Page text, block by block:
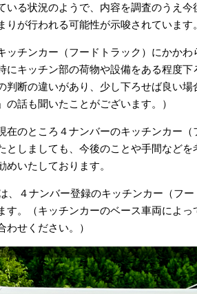
いる状況のようで、内容を調査のうえ
りが行われる可能性が示唆されています。
ッチンカー（フードトラック）にかか
にキッチン部の荷物や設備をある程度下
判断の違いがあり、少し下ろせば良い
話も聞いたことがございます。）
在のところ４ナンバーのキッチンカー
としましても、今後のことや手間など
いたしております。
、４ナンバー登録のキッチンカー（フ
す。（キッチンカーのベース車両によ
せください。）